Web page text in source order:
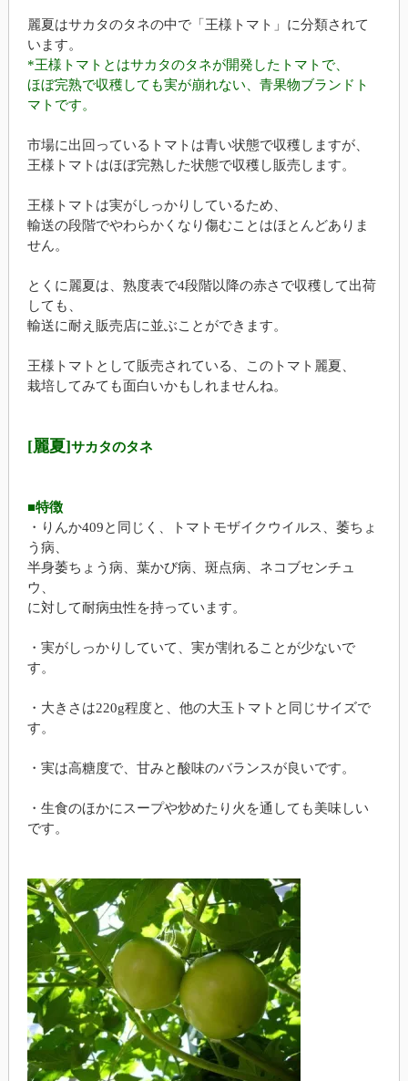
麗夏はサカタのタネの中で「王様トマト」に分類されて
います。
*王様トマトとはサカタのタネが開発したトマトで、
ほぼ完熟で収穫しても実が崩れない、青果物ブランドト
マトです。
市場に出回っているトマトは青い状態で収穫しますが、
王様トマトはほぼ完熟した状態で収穫し販売します。
王様トマトは実がしっかりしているため、
輸送の段階でやわらかくなり傷むことはほとんどありま
せん。
とくに麗夏は、熟度表で4段階以降の赤さで収穫して出荷
しても、
輸送に耐え販売店に並ぶことができます。
王様トマトとして販売されている、このトマト麗夏、
栽培してみても面白いかもしれませんね。
[麗夏]サカタのタネ
■特徴
・りんか409と同じく、トマトモザイクウイルス、萎ちょ
う病、
半身萎ちょう病、葉かび病、斑点病、ネコブセンチュ
ウ、
に対して耐病虫性を持っています。
・実がしっかりしていて、実が割れることが少ないで
す。
・大きさは220g程度と、他の大玉トマトと同じサイズで
す。
・実は高糖度で、甘みと酸味のバランスが良いです。
・生食のほかにスープや炒めたり火を通しても美味しい
です。